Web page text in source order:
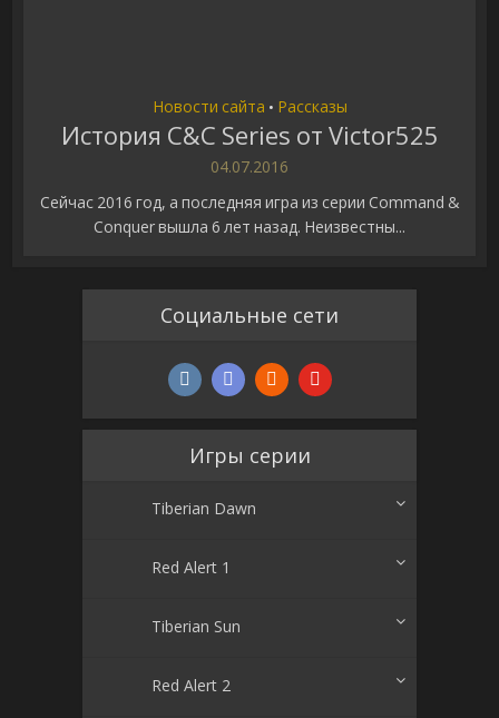
Новости сайта • Рассказы
История C&C Series от Victor525
04.07.2016
Сейчас 2016 год, а последняя игра из серии Command &
Conquer вышла 6 лет назад. Неизвестны...
Социальные сети
Игры серии
Tiberian Dawn
Red Alert 1
Tiberian Sun
Red Alert 2